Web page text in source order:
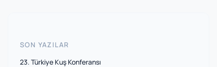
SON YAZILAR
23. Türkiye Kuş Konferansı